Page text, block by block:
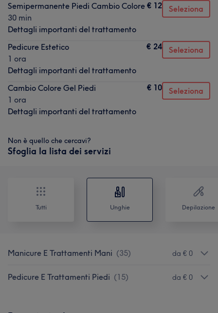
Semipermanente Piedi Cambio Colore
30 min
Dettagli importanti del trattamento
€ 12 Seleziona
Pedicure Estetico
1 ora
Dettagli importanti del trattamento
€ 24 Seleziona
Cambio Colore Gel Piedi
1 ora
Dettagli importanti del trattamento
€ 10 Seleziona
Non è quello che cercavi?
Sfoglia la lista dei servizi
Tutti Unghie Depilazione
Manicure E Trattamenti Mani (35) da € 0
Pedicure E Trattamenti Piedi (15) da € 0